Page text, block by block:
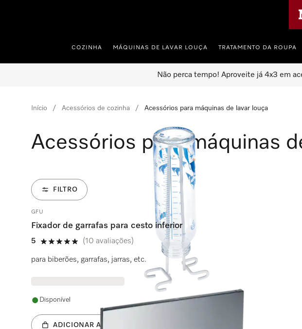
COZINHA MÁQUINAS DE LAVAR LOUÇA TRATAMENTO DA ROUPA
Não perca tempo! Aproveite já 4x3 em
Início Acessórios de cozinha Acessórios para máquinas de lavar louça
Acessórios para máquinas
FILTRO
GFU
Fixador de garrafas para cesto inferior
5
5 estrela(s) de 5
(10 avaliações)
para biberões, garrafas, jarras, etc.
Disponível
ADICIONAR AO CARRINHO